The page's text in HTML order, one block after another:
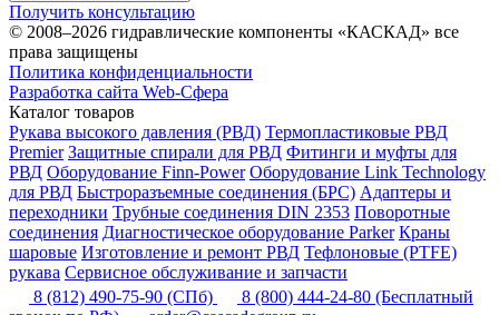
Получить консультацию
© 2008–2026 гидравлические компоненты «КАСКАД» все
права защищены
Политика конфиденциальности
Разработка сайта Web-Сфера
Каталог товаров
Рукава высокого давления (РВД) Термопластиковые РВД
Premier Защитные спирали для РВД Фитинги и муфты для
РВД Оборудование Finn-Power Оборудование Link Technology
для РВД Быстроразъемные соединения (БРС) Адаптеры и
переходники Трубные соединения DIN 2353 Поворотные
соединения Диагностическое оборудование Parker Краны
шаровые Изготовление и ремонт РВД Тефлоновые (PTFE)
рукава Сервисное обслуживание и запчасти
8 (812) 490-75-90 (СПб) 8 (800) 444-24-80 (Бесплатный